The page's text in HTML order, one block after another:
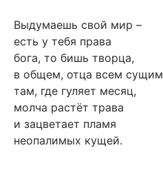
Выдумаешь свой мир –
есть у тебя права
бога, то бишь творца,
в общем, отца всем сущим
там, где гуляет месяц,
молча растёт трава
и зацветает пламя
неопалимых кущей.